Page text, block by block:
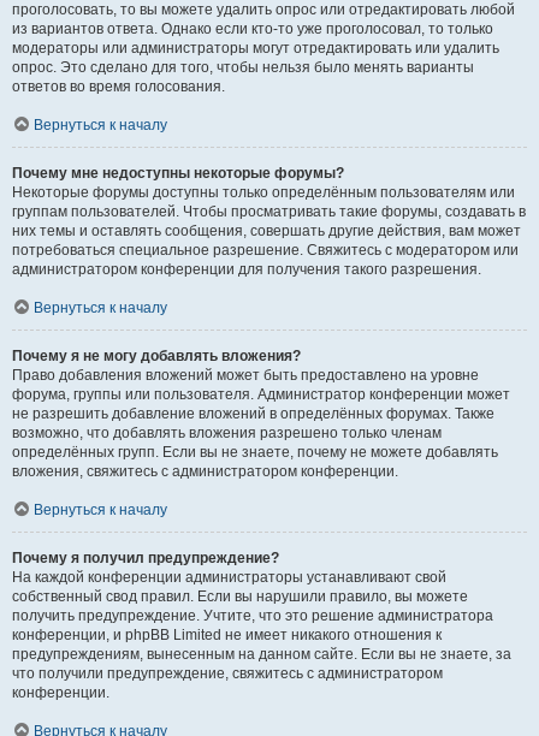
проголосовать, то вы можете удалить опрос или отредактировать любой
из вариантов ответа. Однако если кто-то уже проголосовал, то только
модераторы или администраторы могут отредактировать или удалить
опрос. Это сделано для того, чтобы нельзя было менять варианты
ответов во время голосования.
Вернуться к началу
Почему мне недоступны некоторые форумы?
Некоторые форумы доступны только определённым пользователям или
группам пользователей. Чтобы просматривать такие форумы, создавать в
них темы и оставлять сообщения, совершать другие действия, вам может
потребоваться специальное разрешение. Свяжитесь с модератором или
администратором конференции для получения такого разрешения.
Вернуться к началу
Почему я не могу добавлять вложения?
Право добавления вложений может быть предоставлено на уровне
форума, группы или пользователя. Администратор конференции может
не разрешить добавление вложений в определённых форумах. Также
возможно, что добавлять вложения разрешено только членам
определённых групп. Если вы не знаете, почему не можете добавлять
вложения, свяжитесь с администратором конференции.
Вернуться к началу
Почему я получил предупреждение?
На каждой конференции администраторы устанавливают свой
собственный свод правил. Если вы нарушили правило, вы можете
получить предупреждение. Учтите, что это решение администратора
конференции, и phpBB Limited не имеет никакого отношения к
предупреждениям, вынесенным на данном сайте. Если вы не знаете, за
что получили предупреждение, свяжитесь с администратором
конференции.
Вернуться к началу